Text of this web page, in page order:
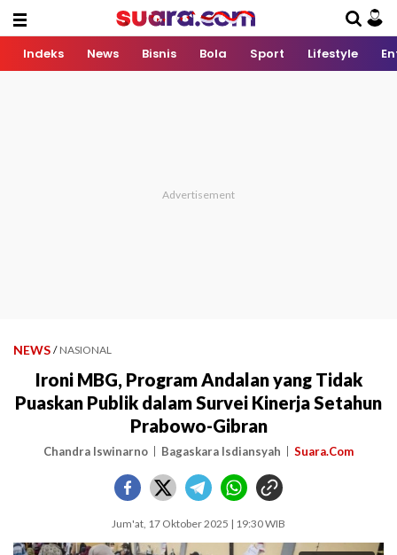
Indeks News Bisnis Bola Sport Lifestyle
NEWS / NASIONAL
Ironi MBG, Program Andalan yang Tidak
Puaskan Publik dalam Survei Kinerja Setahun
Prabowo-Gibran
Chandra Iswinarno Bagaskara Isdiansyah Suara.Com
Jum'at, 17 Oktober 2025 | 19:30 WIB